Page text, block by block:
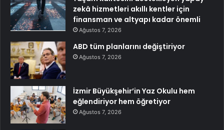
zekâ hizmetleri akıllı kentler için
finansman ve altyapı kadar önemli
Ağustos 7, 2026
ABD tüm planlarını değiştiriyor
Ağustos 7, 2026
İzmir Büyükşehir’in Yaz Okulu hem
eğlendiriyor hem öğretiyor
Ağustos 7, 2026